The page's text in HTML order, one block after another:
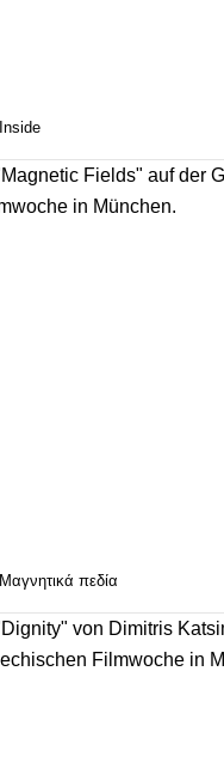
Inside
Μαγνητικά πεδία